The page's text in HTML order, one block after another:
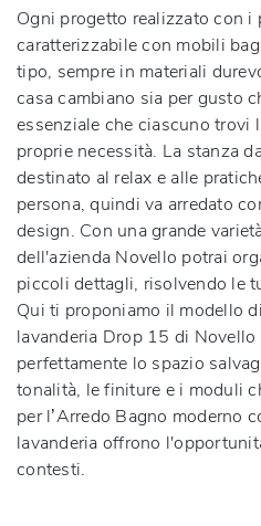
Ogni progetto realizzato con i
caratterizzabile con mobili
tipo, sempre in materiali
casa cambiano sia per gusto
essenziale che ciascuno trovi
proprie necessità. La stanza
destinato al relax e alle
persona, quindi va arredato
design. Con una grande
dell'azienda Novello potrai
piccoli dettagli, risolvendo le
Qui ti proponiamo il modello
lavanderia Drop 15 di
perfettamente lo spazio
tonalità, le finiture e i moduli
per l’Arredo Bagno moderno
lavanderia offrono
contesti.